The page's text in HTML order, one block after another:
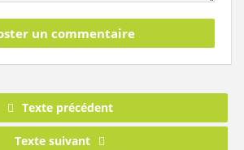
Texte précédent
Texte suivant